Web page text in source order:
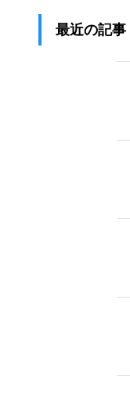
最近の記事